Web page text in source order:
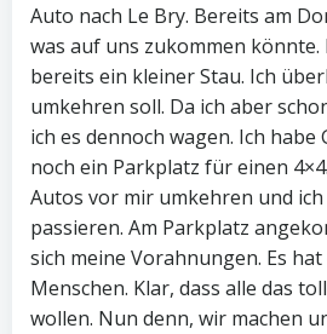
Auto nach Le Bry. Bereits am
was auf uns zukommen könnte.
bereits ein kleiner Stau. Ich
umkehren soll. Da ich aber
ich es dennoch wagen. Ich habe
noch ein Parkplatz für einen
Autos vor mir umkehren und
passieren. Am Parkplatz
sich meine Vorahnungen. Es
Menschen. Klar, dass alle das
wollen. Nun denn, wir machen